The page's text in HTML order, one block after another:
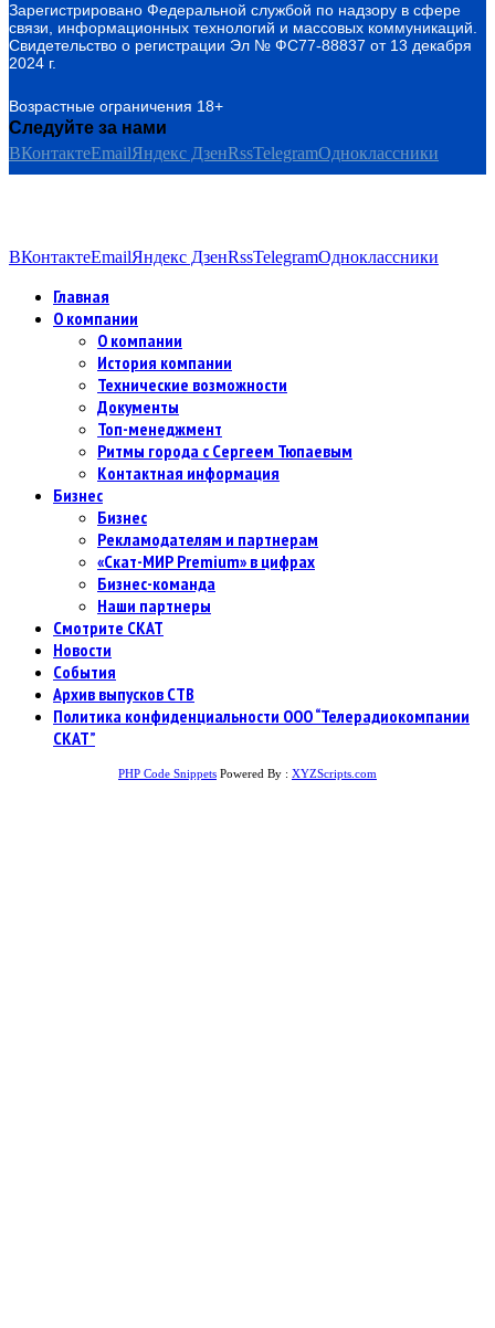
Зарегистрировано Федеральной службой по надзору в сфере
связи, информационных технологий и массовых коммуникаций.
Свидетельство о регистрации Эл № ФС77-88837 от 13 декабря
2024 г.
Возрастные ограничения 18+
Следуйте за нами
ВКонтактеEmailЯндекс ДзенRssTelegramОдноклассники
ВКонтактеEmailЯндекс ДзенRssTelegramОдноклассники
Главная
О компании
О компании
История компании
Технические возможности
Документы
Топ-менеджмент
Ритмы города с Сергеем Тюпаевым
Контактная информация
Бизнес
Бизнес
Рекламодателям и партнерам
«Скат-МИР Premium» в цифрах
Бизнес-команда
Наши партнеры
Смотрите СКАТ
Новости
События
Архив выпусков СТВ
Политика конфиденциальности ООО “Телерадиокомпании
СКАТ”
PHP Code Snippets Powered By : XYZScripts.com